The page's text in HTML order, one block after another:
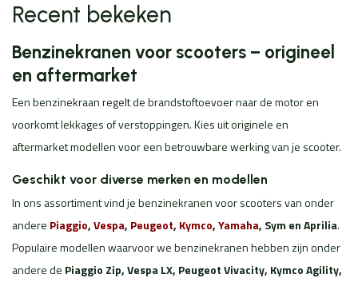
Recent bekeken
Benzinekranen voor scooters – origineel
en aftermarket
Een benzinekraan regelt de brandstoftoevoer naar de motor en
voorkomt lekkages of verstoppingen. Kies uit originele en
aftermarket modellen voor een betrouwbare werking van je scooter.
Geschikt voor diverse merken en modellen
In ons assortiment vind je benzinekranen voor scooters van onder
andere Piaggio,Vespa, Peugeot, Kymco,Yamaha, Sym en Aprilia.
Populaire modellen waarvoor we benzinekranen hebben zijn onder
andere de Piaggio Zip, Vespa LX, Peugeot Vivacity, Kymco Agility,